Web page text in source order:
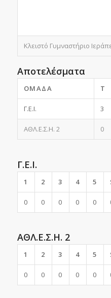
Κλειστό Γυμναστήριο
Αποτελέσματα
ΟΜΆΔΑ T
Γ.Ε.Ι. 3
ΑΘΛ.Ε.Σ.Η. 2 0
Γ.Ε.Ι.
1 2 3 4 5
0 0 0 0 0
ΑΘΛ.Ε.Σ.Η. 2
1 2 3 4 5
0 0 0 0 0